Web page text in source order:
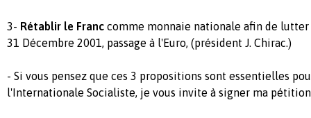
3- Rétablir le Franc comme monnaie nationale afin de
31 Décembre 2001, passage à l'Euro, (président J. Chirac.)
- Si vous pensez que ces 3 propositions sont essentielles
l'Internationale Socialiste, je vous invite à signer ma pétition